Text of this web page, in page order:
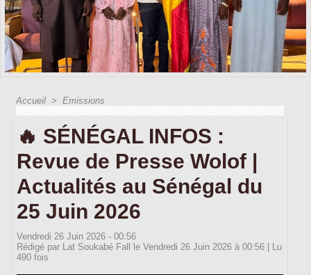
Accueil > Emissions
🔥 SÉNÉGAL INFOS :
Revue de Presse Wolof |
Actualités au Sénégal du
25 Juin 2026
Vendredi 26 Juin 2026 - 00:56
Rédigé par Lat Soukabé Fall le Vendredi 26 Juin 2026 à 00:56 | Lu
490 fois